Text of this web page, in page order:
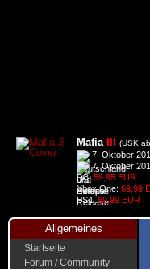
Mafia (USK
7. Oktober
7. Oktober
PC: 59,95 EUR
Xbox One: 69,99
PS4:69,99 EUR
Allgemeines
Startseite
Forum / Community